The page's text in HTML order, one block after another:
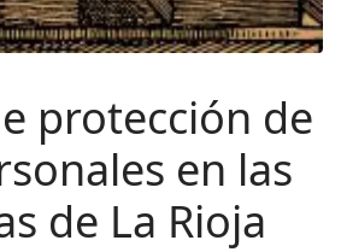
protección de
en las
de La Rioja